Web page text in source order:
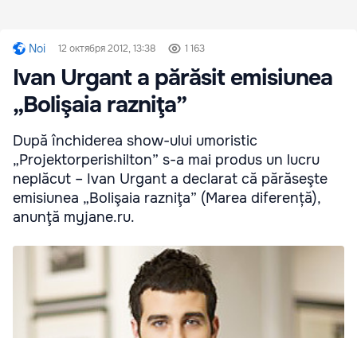
Noi 12 октября 2012, 13:38 1 163
Ivan Urgant a părăsit emisiunea
„Bolişaia razniţa”
După închiderea show-ului umoristic
„Projektorperishilton” s-a mai produs un lucru
neplăcut – Ivan Urgant a declarat că părăseşte
emisiunea „Bolişaia razniţa” (Marea diferență),
anunţă myjane.ru.